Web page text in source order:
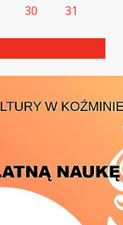
30 31